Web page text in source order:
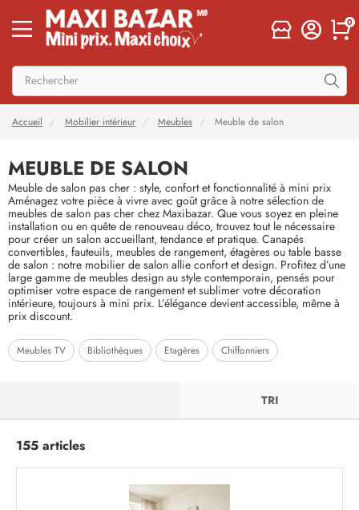
0
Accueil Mobilier intérieur Meubles Meuble de salon
MEUBLE DE SALON
Meuble de salon pas cher : style, confort et fonctionnalité à mini prix
Aménagez votre pièce à vivre avec goût grâce à notre sélection de
meubles de salon pas cher chez Maxibazar. Que vous soyez en pleine
installation ou en quête de renouveau déco, trouvez tout le nécessaire
pour créer un salon accueillant, tendance et pratique. Canapés
convertibles, fauteuils, meubles de rangement, étagères ou table basse
de salon : notre mobilier de salon allie confort et design. Profitez d’une
large gamme de meubles design au style contemporain, pensés pour
optimiser votre espace de rangement et sublimer votre décoration
intérieure, toujours à mini prix. L’élégance devient accessible, même à
prix discount.
Meubles TV Bibliothèques Etagères Chiffonniers
TRI
155 articles